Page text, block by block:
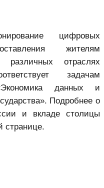
цифровых
жителям
различных отраслях
задачам
данных и
Подробнее о
и вкладе столицы
странице.